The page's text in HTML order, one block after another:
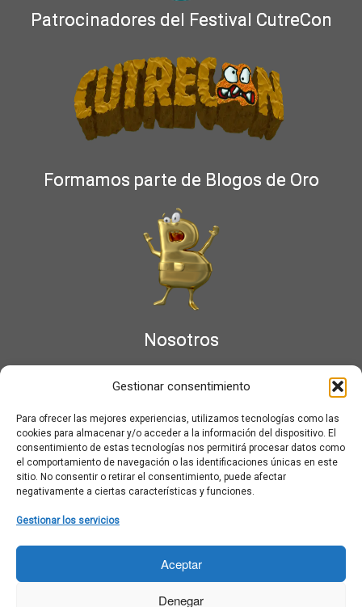
Gestionar consentimiento
Para ofrecer las mejores experiencias, utilizamos tecnologías como las
cookies para almacenar y/o acceder a la información del dispositivo. El
consentimiento de estas tecnologías nos permitirá procesar datos como
el comportamiento de navegación o las identificaciones únicas en este
sitio. No consentir o retirar el consentimiento, puede afectar
negativamente a ciertas características y funciones.
Gestionar los servicios
Aceptar
Denegar
Patrocinadores del Festival CutreCon
Formamos parte de Blogos de Oro
Nosotros
Aviso legal
Más información sobre las cookies
Noticias al correo
Política de cookies
Política de cookies (UE)
Política de privacidad
Ponte en contacto con nosotros
Buscar: